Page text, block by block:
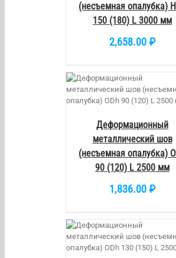
(несъемная опалубка)
150 (180) L 3000 мм
2,658.00 ₽
Деформационный
металлический шов
(несъемная опалубка)
90 (120) L 2500 мм
1,836.00 ₽